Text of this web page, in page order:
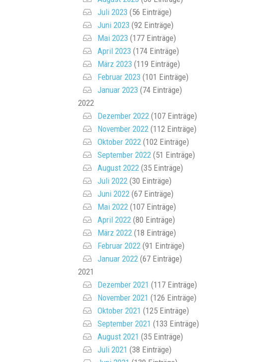
Juli 2023 (56 Einträge)
Juni 2023 (92 Einträge)
Mai 2023 (177 Einträge)
April 2023 (174 Einträge)
März 2023 (119 Einträge)
Februar 2023 (101 Einträge)
Januar 2023 (74 Einträge)
2022
Dezember 2022(107 Einträge)
November 2022(112 Einträge)
Oktober 2022(102 Einträge)
September 2022(51 Einträge)
August 2022(35 Einträge)
Juli 2022(30 Einträge)
Juni 2022(67 Einträge)
Mai 2022(107 Einträge)
April 2022(80 Einträge)
März 2022(18 Einträge)
Februar 2022(91 Einträge)
Januar 2022(67 Einträge)
2021
Dezember 2021 (117 Einträge)
November 2021 (126 Einträge)
Oktober 2021 (125 Einträge)
September 2021 (133 Einträge)
August 2021 (35 Einträge)
Juli 2021 (38 Einträge)